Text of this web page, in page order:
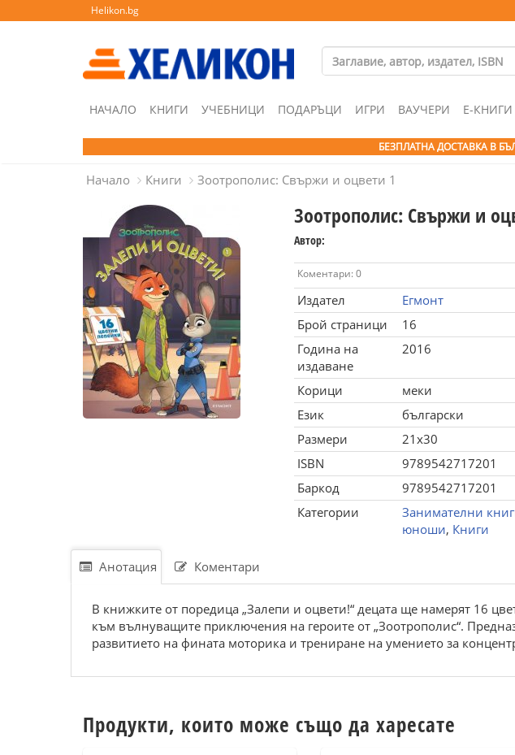
Helikon.bg
НАЧАЛО КНИГИ УЧЕБНИЦИ ПОДАРЪЦИ ИГРИ ВАУЧЕРИ Е-КНИГИ
БЕЗПЛАТНА ДОСТАВКА В
Начало Книги Зоотрополис: Свържи и оцвети 1
Зоотрополис: Свържи и
Автор:
Коментари: 0
Издател
Егмонт
Брой страници
16
Година на
издаване
2016
Корици
меки
Език
български
Размери
21x30
ISBN
9789542717201
Баркод
9789542717201
Категории
Занимателни
юноши, Книги
Анотация Коментари
В книжките от поредица „Залепи и оцвети!“ децата ще намерят 16
към вълнуващите приключения на героите от „Зоотрополис“.
развитието на фината моторика и трениране на умението за
Продукти, които може също да харесате